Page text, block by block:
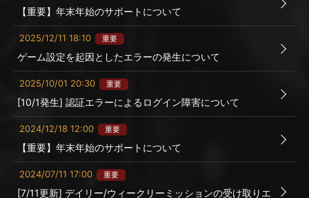
【重要】年末年始のサポートについて
2025/12/11 18:10 重要
ゲーム設定を起因としたエラーの発生について
2025/10/01 20:30 重要
[10/1発生] 認証エラーによるログイン障害について
2024/12/18 12:00 重要
【重要】年末年始のサポートについて
2024/07/11 17:00 重要
[7/11更新] デイリー/ウィークリーミッションの受け取りエ